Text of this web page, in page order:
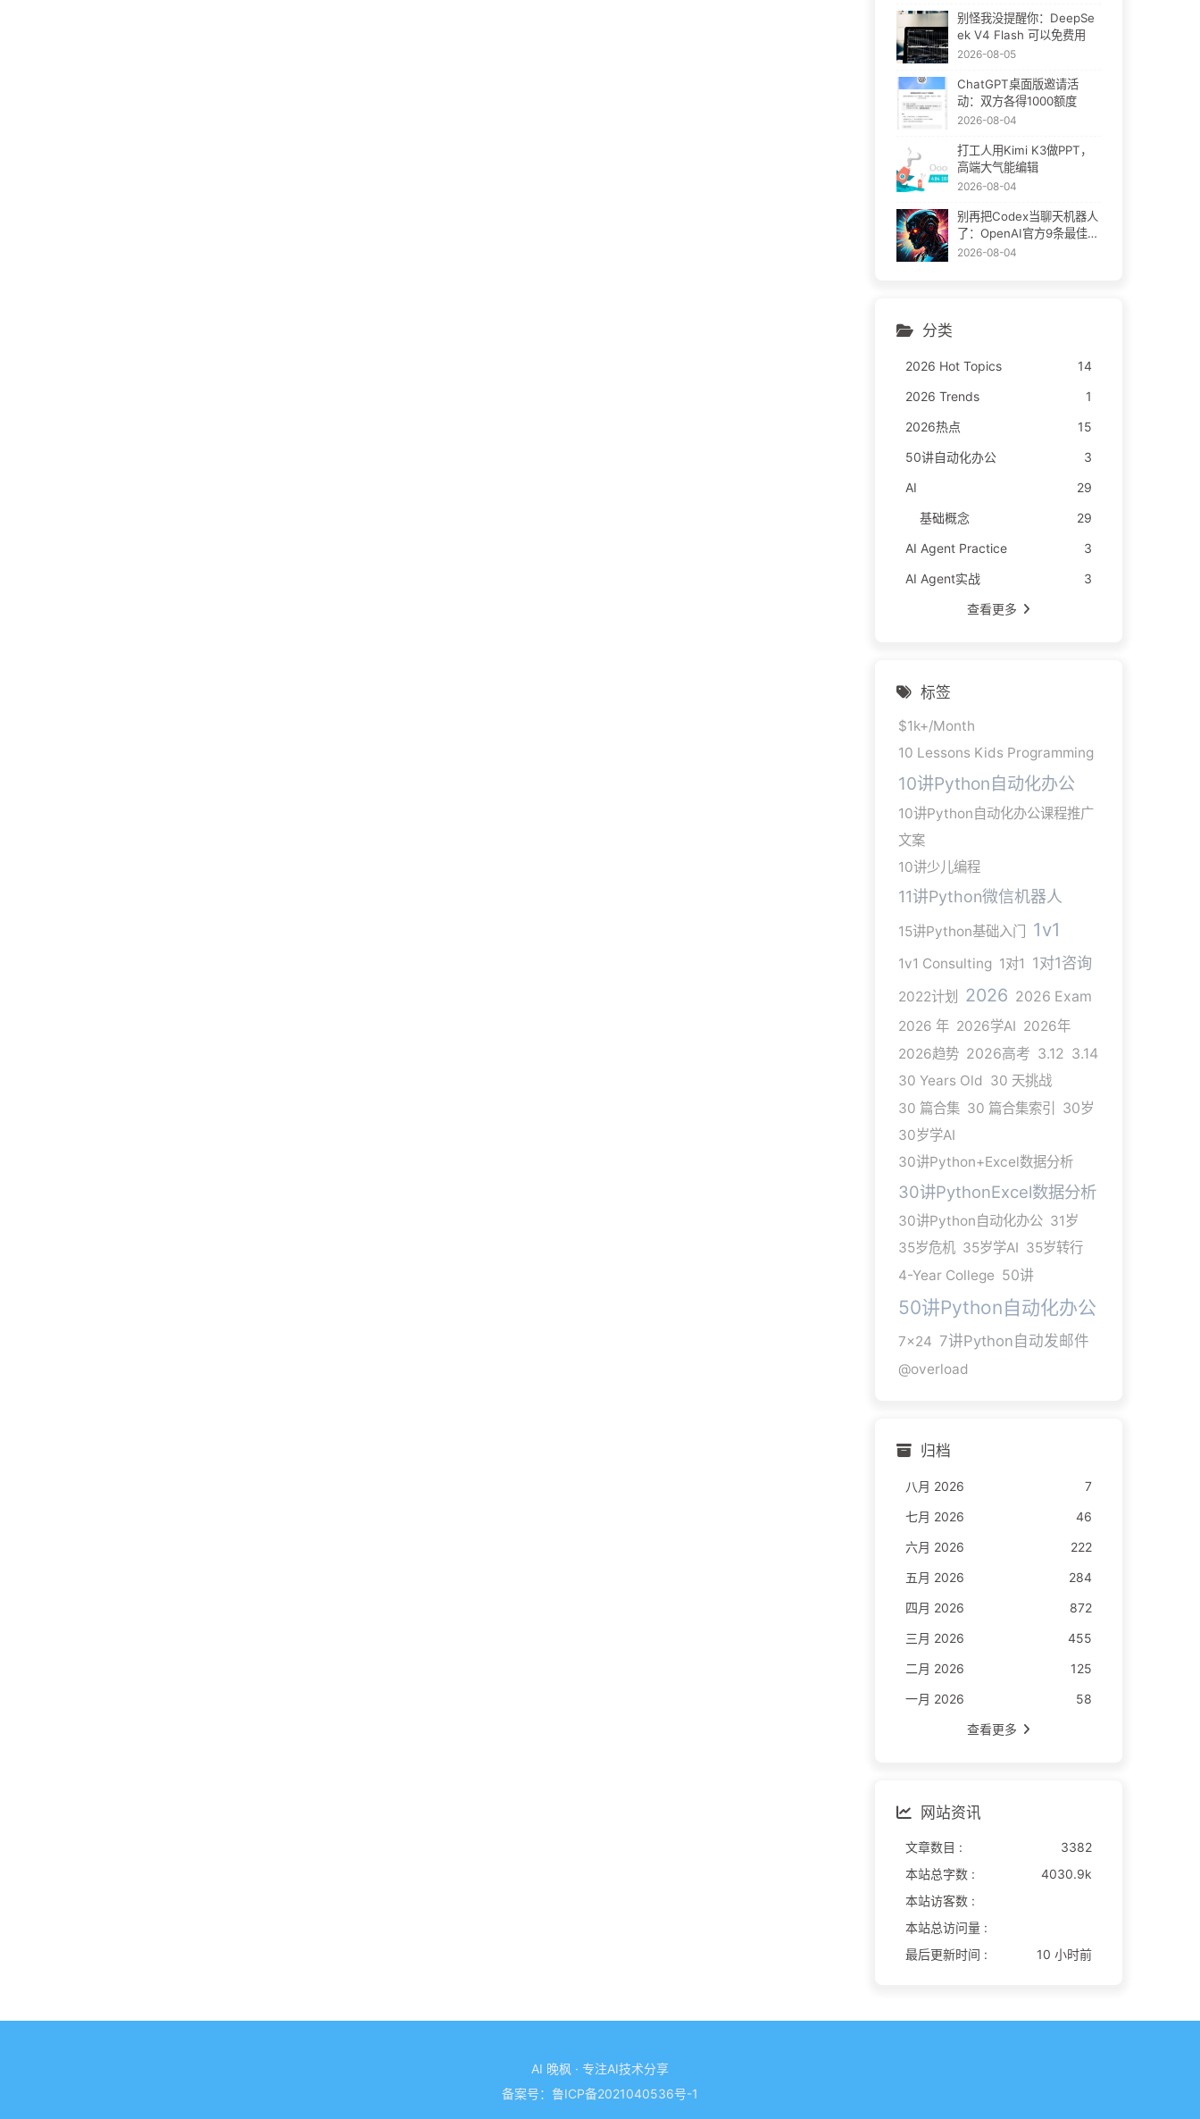
别怪我没提醒你：DeepSe
ek V4 Flash 可以免费用
2026-08-05
ChatGPT桌面版邀请活
动：双方各得1000额度
2026-08-04
打工人用Kimi K3做PPT，
高端大气能编辑
2026-08-04
别再把Codex当聊天机器人
了：OpenAI官方9条最佳实
践
2026-08-04
分类
2026 Hot Topics
14
2026 Trends
1
2026热点
15
50讲自动化办公
3
AI
29
基础概念
29
AI Agent Practice
3
AI Agent实战
3
查看更多
标签
$1k+/Month
10 Lessons Kids Programming
10讲Python自动化办公
10讲Python自动化办公课程推广
文案
10讲少儿编程
11讲Python微信机器人
15讲Python基础入门 1v1
1v1 Consulting 1对1 1对1咨询
2022计划 2026 2026 Exam
2026 年 2026学AI 2026年
2026趋势 2026高考 3.12 3.14
30 Years Old 30 天挑战
30 篇合集 30 篇合集索引
30岁
30岁学AI
30讲Python+Excel数据分析
30讲PythonExcel数据分析
30讲Python自动化办公 31岁
35岁危机 35岁学AI 35岁转行
4-Year College 50讲
50讲Python自动化办公
7x24 7讲Python自动发邮件
@overload
归档
八月 2026
7
七月 2026
46
六月 2026
222
五月 2026
284
四月 2026
872
三月 2026
455
二月 2026
125
一月 2026
58
查看更多
网站资讯
文章数目 :
3382
本站总字数 :
4030.9k
本站访客数 :
本站总访问量 :
最后更新时间 :
10 小时前
AI 晚枫 · 专注AI技术分享
备案号： 鲁ICP备2021040536号-1